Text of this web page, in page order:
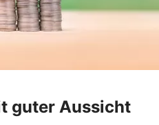
guter Aussicht